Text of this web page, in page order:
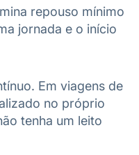
repouso mínimo
jornada e o início
Em viagens de
no próprio
tenha um leito